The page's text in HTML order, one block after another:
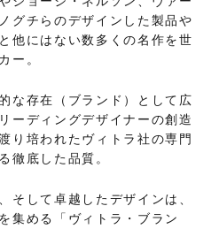
グチらのデザインした製品や
他にはない数多くの名作を世
ー。
な存在（ブランド）として広
ーディングデザイナーの創造
り培われたヴィトラ社の専門
徹底した品質。
そして卓越したデザインは、
集める「ヴィトラ・ブラン